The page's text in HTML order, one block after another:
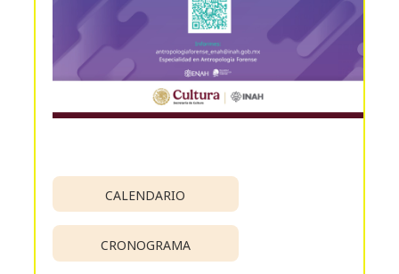
CALENDARIO
CRONOGRAMA